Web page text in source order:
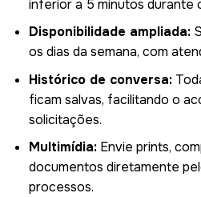
inferior a 5 minutos durante
Disponibilidade ampliada:
os dias da semana, com
Histórico de conversa:
ficam salvas, facilitando o
solicitações.
Multimídia:Envie prints,
documentos diretamente
processos.